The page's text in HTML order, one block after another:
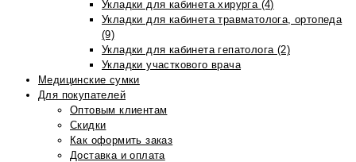
Укладки для кабинета хирурга (4)
Укладки для кабинета травматолога, ортопеда
(9)
Укладки для кабинета гепатолога (2)
Укладки участкового врача
Медицинские сумки
Для покупателей
Оптовым клиентам
Скидки
Как оформить заказ
Доставка и оплата